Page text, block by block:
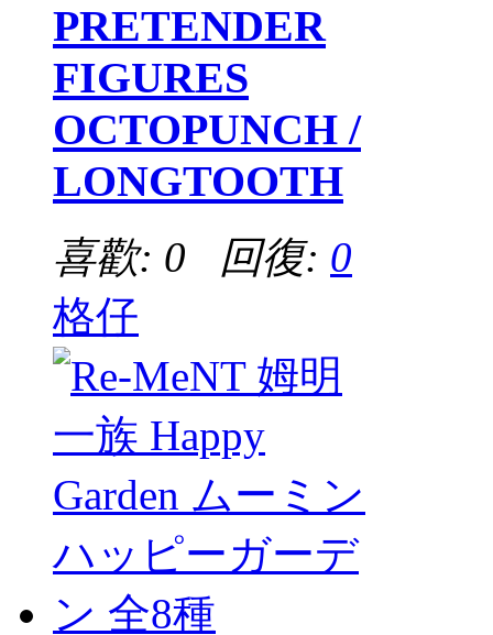
PRETENDER
FIGURES
OCTOPUNCH /
LONGTOOTH
喜歡: 0 回復: 0
格仔